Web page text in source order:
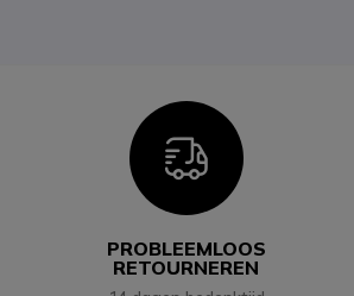
Icon
PROBLEEMLOOS
RETOURNEREN